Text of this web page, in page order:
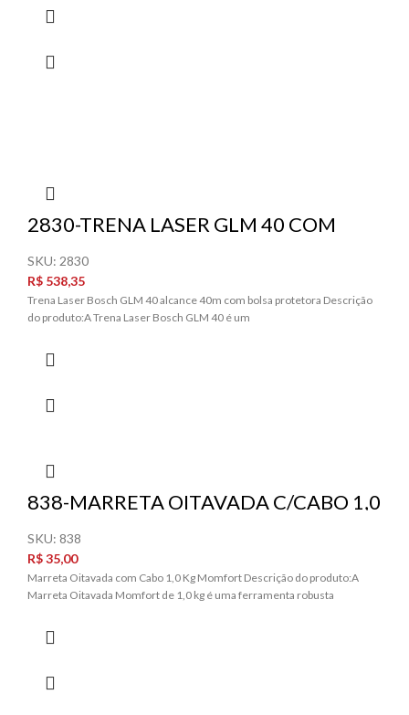
2830-TRENA LASER GLM 40 COM
SKU: 2830
R$ 538,35
Trena Laser Bosch GLM 40 alcance 40m com bolsa protetora Descrição
do produto:A Trena Laser Bosch GLM 40 é um
838-MARRETA OITAVADA C/CABO 1,0
SKU: 838
R$35,00
Marreta Oitavada com Cabo 1,0 Kg Momfort Descrição do produto:A
Marreta Oitavada Momfort de 1,0 kg é uma ferramenta robusta